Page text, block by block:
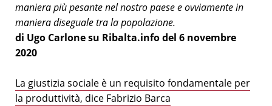
maniera più pesante nel nostro paese e ovviamente in
maniera diseguale tra la popolazione.
di Ugo Carlone su Ribalta.info del 6 novembre
2020
La giustizia sociale è un requisito fondamentale per
la produttività, dice Fabrizio Barca